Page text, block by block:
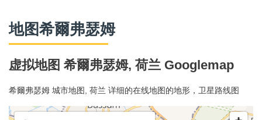
地图希爾弗瑟姆
虚拟地图 希爾弗瑟姆, 荷兰 Googlemap
希爾弗瑟姆 城市地图, 荷兰 详细的在线地图的地形，卫星路线图